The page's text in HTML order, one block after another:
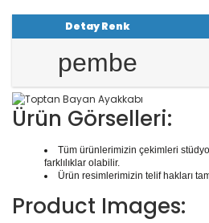
Detay Renk
pembe
1 seri içinde8çift ayakkabı
r, Abiyeler, Babetler, Kaliteli
ar, Botlar ve daha binlerce
Ürün Görselleri:
Tüm ürünlerimizin çekimleri
farklılıklar olabilir.
Ürün resimlerimizin telif hakları
Product Images: